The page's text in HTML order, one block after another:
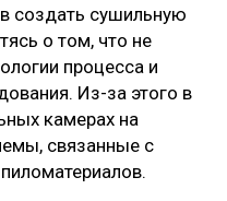
создать сушильную
о том, что не
процесса и
Из-за этого в
камерах на
связанные с